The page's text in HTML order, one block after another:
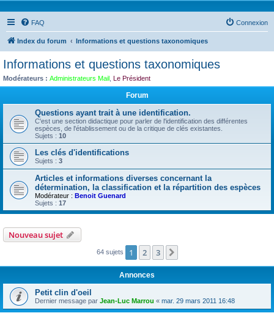
FAQ Connexion
Index du forum Informations et questions taxonomiques
Informations et questions taxonomiques
Modérateurs : Administrateurs Mail Le Président
Forum
Questions ayant trait à une identification.
C'est une section didactique pour parler de l'identification des différentes
espèces, de l'établissement ou de la critique de clés existantes.
Sujets : 10
Les clés d'identifications
Sujets : 3
Articles et informations diverses concernant la
détermination, la classification et la répartition des espèces
Modérateur : Benoit Guenard
Sujets : 17
Nouveau sujet
64 sujets 1 2 3
Annonces
Petit clin d'oeil
Dernier message par Jean-Luc Marrou « mar. 29 mars 2011 16:48